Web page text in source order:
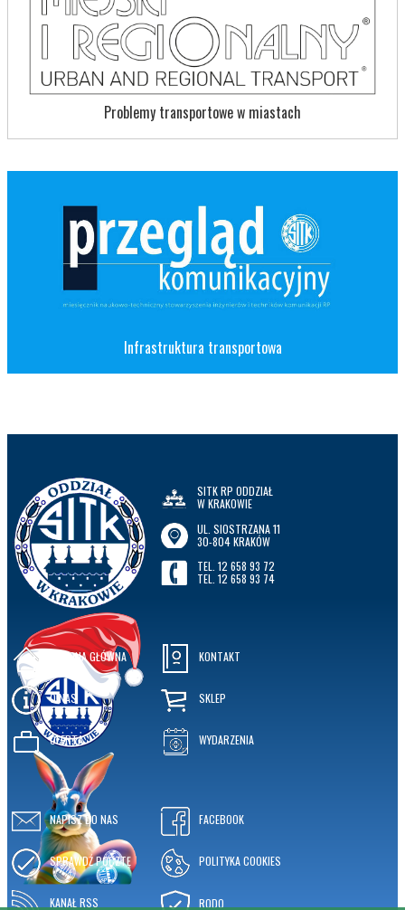
Problemy transportowe w miastach
Infrastruktura transportowa
SITK RP ODDZIAŁ
W KRAKOWIE
UL. SIOSTRZANA 11
30-804 KRAKÓW
TEL. 12 658 93 72
TEL. 12 658 93 74
STRONA GŁÓWNA
O NAS
OFERTA
KONTAKT
SKLEP
WYDARZENIA
NAPISZ DO NAS
SPRAWDŹ POCZTĘ
KANAŁ RSS
FACEBOOK
POLITYKA COOKIES
RODO